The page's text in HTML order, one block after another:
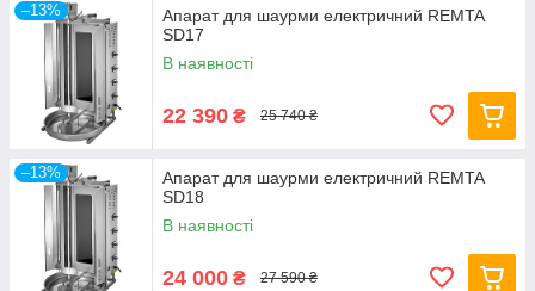
–13%
Апарат для шаурми електричний REMTA
SD17
В наявності
22 390 ₴ 25 740 ₴
–13%
Апарат для шаурми електричний REMTA
SD18
В наявності
24 000 ₴ 27 590 ₴